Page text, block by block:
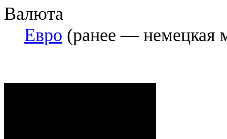
Валюта
Евро (ранее — немецкая